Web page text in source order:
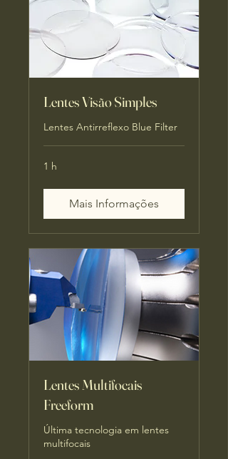
Lentes Visão Simples
Lentes Antirreflexo Blue Filter
1 h
Mais Informações
Lentes Multifocais
Freeform
Última tecnologia em lentes
multifocais